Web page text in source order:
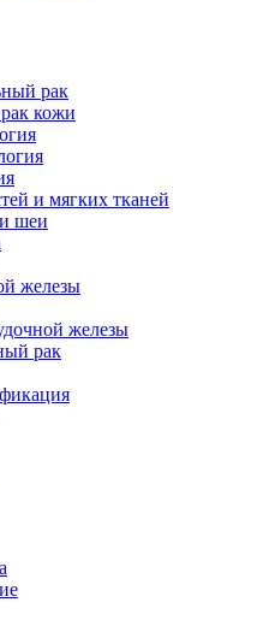
рак
кожи
и мягких тканей
шеи
железы
железы
рак